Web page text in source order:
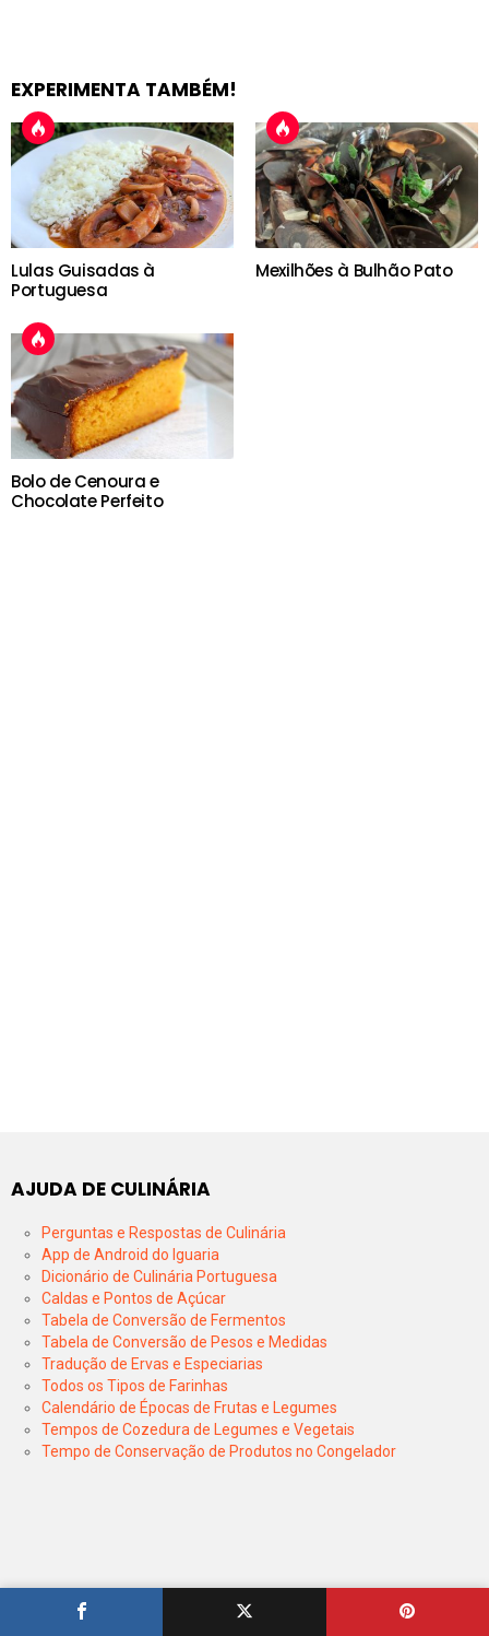
EXPERIMENTA TAMBÉM!
Lulas Guisadas à
Portuguesa
Mexilhões à Bulhão Pato
Bolo de Cenoura e
Chocolate Perfeito
AJUDA DE CULINÁRIA
Perguntas e Respostas de Culinária
App de Android do Iguaria
Dicionário de Culinária Portuguesa
Caldas e Pontos de Açúcar
Tabela de Conversão de Fermentos
Tabela de Conversão de Pesos e Medidas
Tradução de Ervas e Especiarias
Todos os Tipos de Farinhas
Calendário de Épocas de Frutas e Legumes
Tempos de Cozedura de Legumes e Vegetais
Tempo de Conservação de Produtos no Congelador